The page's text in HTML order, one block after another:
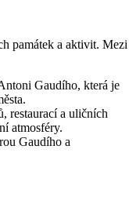
památek a aktivit. Mezi
Gaudího, která je
restaurací a uličních
atmosféry.
Gaudího a